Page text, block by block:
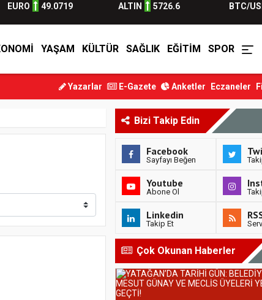
EURO 49.0719 ALTIN 5726.6 BTC/
YAŞAM KÜLTÜR SAĞLIK EĞITIM SPOR
Başkanlığı’na Kadir Yaka Ata... 37. Dönem CHP Muğla İlçe
Yazarlar E-Gazete Anketler Eczaneler
Bizi Takip Edin
Facebook
Sayfayı Beğen
Youtube
Abone Ol
Linkedin
Takip Et
Çok Okunan Haberler